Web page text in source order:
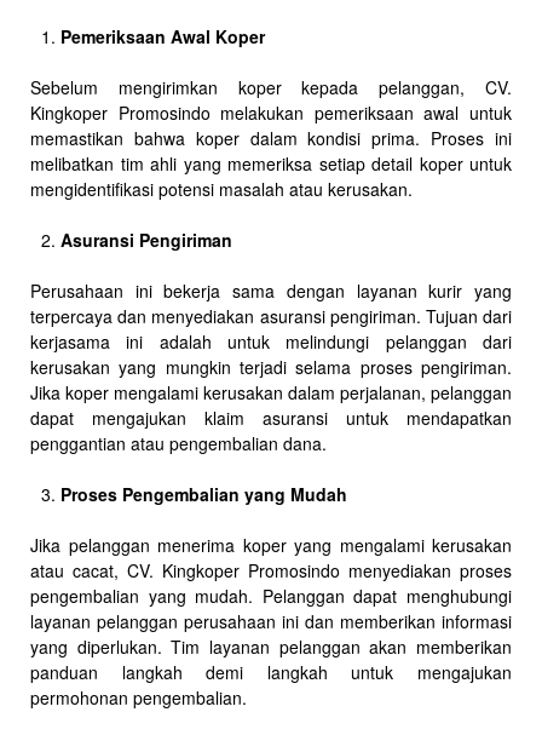
Pemeriksaan Awal Koper
Sebelum mengirimkan koper kepada pelanggan, CV.
Kingkoper Promosindo melakukan pemeriksaan awal untuk
memastikan bahwa koper dalam kondisi prima. Proses ini
melibatkan tim ahli yang memeriksa setiap detail koper untuk
mengidentifikasi potensi masalah atau kerusakan.
Asuransi Pengiriman
Perusahaan ini bekerja sama dengan layanan kurir yang
terpercaya dan menyediakan asuransi pengiriman. Tujuan dari
kerjasama ini adalah untuk melindungi pelanggan dari
kerusakan yang mungkin terjadi selama proses pengiriman.
Jika koper mengalami kerusakan dalam perjalanan, pelanggan
dapat mengajukan klaim asuransi untuk mendapatkan
penggantian atau pengembalian dana.
Proses Pengembalian yang Mudah
Jika pelanggan menerima koper yang mengalami kerusakan
atau cacat, CV. Kingkoper Promosindo menyediakan proses
pengembalian yang mudah. Pelanggan dapat menghubungi
layanan pelanggan perusahaan ini dan memberikan informasi
yang diperlukan. Tim layanan pelanggan akan memberikan
panduan langkah demi langkah untuk mengajukan
permohonan pengembalian.